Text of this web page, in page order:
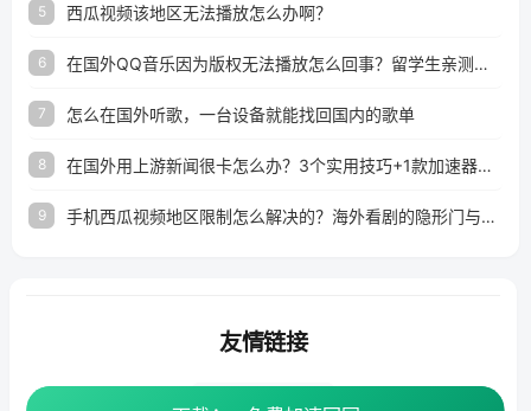
5 西瓜视频该地区无法播放怎么办啊？
6 在国外QQ音乐因为版权无法播放怎么回事？留学生亲测有效的解决办法
7 怎么在国外听歌，一台设备就能找回国内的歌单
8 在国外用上游新闻很卡怎么办？3个实用技巧+1款加速器解决海外看国内内容难题
9 手机西瓜视频地区限制怎么解决的？海外看剧的隐形门与钥匙
友情链接